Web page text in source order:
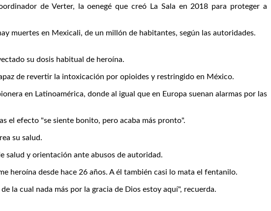
de Verter, la oenegé que creó La Sala en 2018 para proteger a
muertes en Mexicali, de un millón de habitantes, según las autoridades.
su dosis habitual de heroína.
de revertir la intoxicación por opioides y restringido en México.
en Latinoamérica, donde al igual que en Europa suenan alarmas por las
el efecto "se siente bonito, pero acaba más pronto".
su salud.
salud y orientación ante abusos de autoridad.
heroína desde hace 26 años. A él también casi lo mata el fentanilo.
la cual nada más por la gracia de Dios estoy aquí", recuerda.